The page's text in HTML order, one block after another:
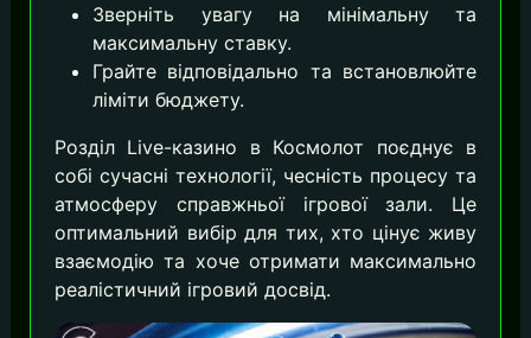
Зверніть увагу на мінімальну та
максимальну ставку.
Грайте відповідально та встановлюйте
ліміти бюджету.
Розділ Live-казино в Космолот поєднує в
собі сучасні технології, чесність процесу та
атмосферу справжньої ігрової зали. Це
оптимальний вибір для тих, хто цінує живу
взаємодію та хоче отримати максимально
реалістичний ігровий досвід.